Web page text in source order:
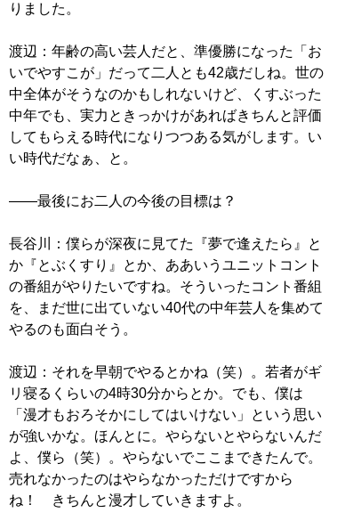
りました。
渡辺：年齢の高い芸人だと、準優勝になった「お
いでやすこが」だって二人とも42歳だしね。世の
中全体がそうなのかもしれないけど、くすぶった
中年でも、実力ときっかけがあればきちんと評価
してもらえる時代になりつつある気がします。い
い時代だなぁ、と。
――最後にお二人の今後の目標は？
長谷川：僕らが深夜に見てた『夢で逢えたら』と
か『とぶくすり』とか、ああいうユニットコント
の番組がやりたいですね。そういったコント番組
を、まだ世に出ていない40代の中年芸人を集めて
やるのも面白そう。
渡辺：それを早朝でやるとかね（笑）。若者がギ
リ寝るくらいの4時30分からとか。でも、僕は
「漫才もおろそかにしてはいけない」という思い
が強いかな。ほんとに。やらないとやらないんだ
よ、僕ら（笑）。やらないでここまできたんで。
売れなかったのはやらなかっただけですから
ね！ きちんと漫才していきますよ。